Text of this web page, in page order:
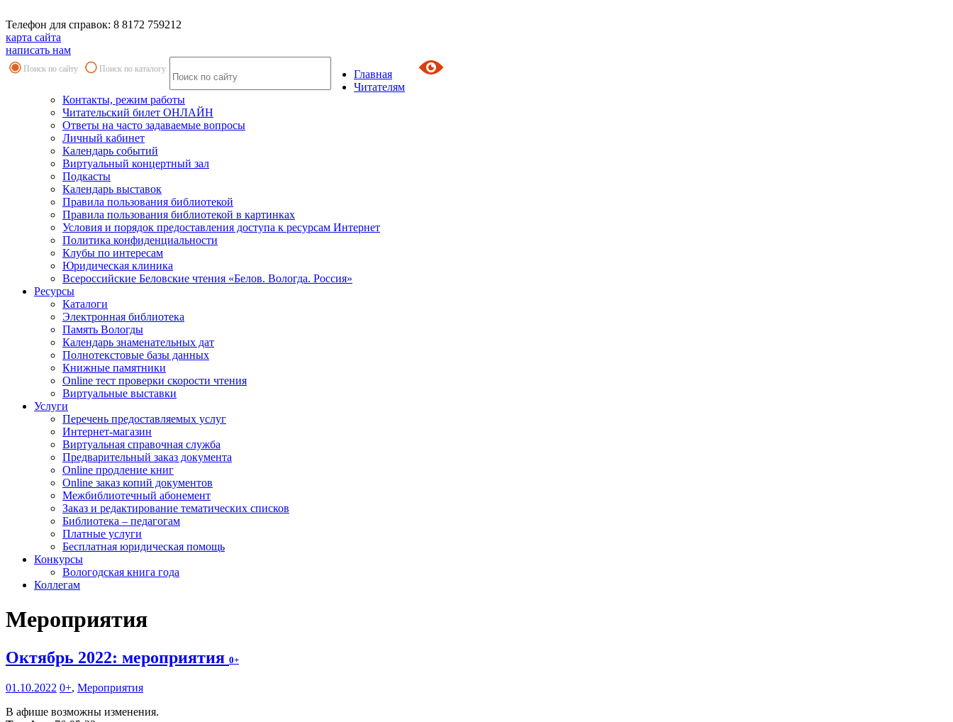
Телефон для справок: 8 8172 759212
карта сайта
написать нам
Поиск по сайту Поиск по каталогу
Главная
Читателям
Контакты, режим работы
Читательский билет ОНЛАЙН
Ответы на часто задаваемые вопросы
Личный кабинет
Календарь событий
Виртуальный концертный зал
Подкасты
Календарь выставок
Правила пользования библиотекой
Правила пользования библиотекой в картинках
Условия и порядок предоставления доступа к ресурсам Интернет
Политика конфиденциальности
Клубы по интересам
Юридическая клиника
Всероссийские Беловские чтения «Белов. Вологда. Россия»
Ресурсы
Каталоги
Электронная библиотека
Память Вологды
Календарь знаменательных дат
Полнотекстовые базы данных
Книжные памятники
Online тест проверки скорости чтения
Виртуальные выставки
Услуги
Перечень предоставляемых услуг
Интернет-магазин
Виртуальная справочная служба
Предварительный заказ документа
Online продление книг
Online заказ копий документов
Межбиблиотечный абонемент
Заказ и редактирование тематических списков
Библиотека – педагогам
Платные услуги
Бесплатная юридическая помощь
Конкурсы
Вологодская книга года
Коллегам
Мероприятия
Октябрь 2022: мероприятия 0+
01.10.2022 0+, Мероприятия
В афише возможны изменения.